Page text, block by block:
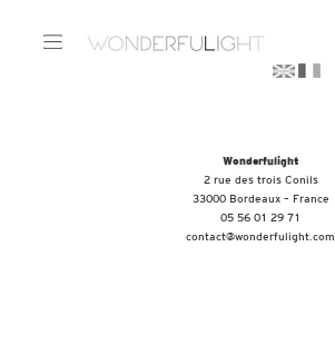
Wonderfulight
2 rue des trois Conils
33000 Bordeaux – France
05 56 01 29 71
contact@wonderfulight.com